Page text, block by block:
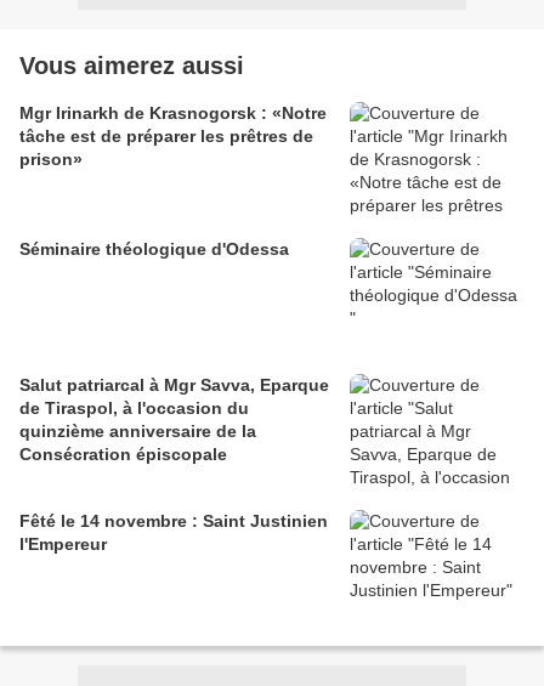
Vous aimerez aussi
Mgr Irinarkh de Krasnogorsk : «Notre
tâche est de préparer les prêtres de
prison»
Séminaire théologique d'Odessa
Salut patriarcal à Mgr Savva, Eparque
de Tiraspol, à l'occasion du
quinzième anniversaire de la
Consécration épiscopale
Fêté le 14 novembre : Saint Justinien
l'Empereur